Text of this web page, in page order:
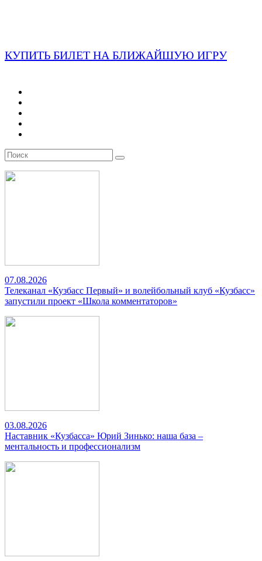
КУПИТЬ БИЛЕТ НА БЛИЖАЙШУЮ ИГРУ
07.08.2026
Телеканал «Кузбасс Первый» и волейбольный клуб «Кузбасс»
запустили проект «Школа комментаторов»
03.08.2026
Наставник «Кузбасса» Юрий Зинько: наша база –
ментальность и профессионализм